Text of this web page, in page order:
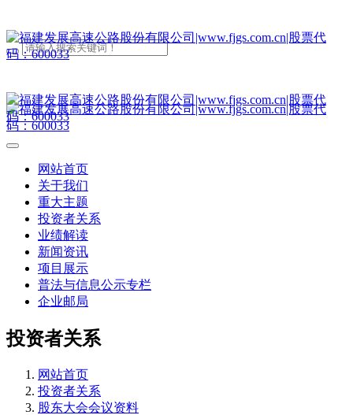
网站首页
关于我们
重大主题
投资者关系
业绩解读
新闻资讯
项目展示
普法与信息公示专栏
企业邮局
投资者关系
网站首页
投资者关系
股东大会会议资料